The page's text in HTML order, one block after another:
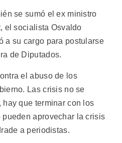
se sumó el ex ministro
el socialista Osvaldo
a su cargo para postularse
de Diputados.
el abuso de los
Las crisis no se
que terminar con los
aprovechar la crisis
a periodistas.